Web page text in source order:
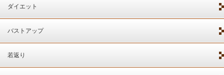
ダイエット
バストアップ
若返り